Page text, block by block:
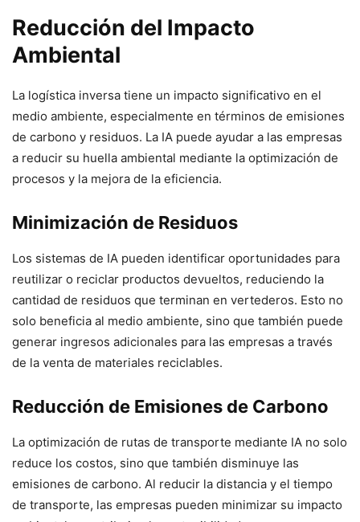
Reducción del Impacto
Ambiental
La logística inversa tiene un impacto significativo en el
medio ambiente, especialmente en términos de emisiones
de carbono y residuos. La IA puede ayudar a las empresas
a reducir su huella ambiental mediante la optimización de
procesos y la mejora de la eficiencia.
Minimización de Residuos
Los sistemas de IA pueden identificar oportunidades para
reutilizar o reciclar productos devueltos, reduciendo la
cantidad de residuos que terminan en vertederos. Esto no
solo beneficia al medio ambiente, sino que también puede
generar ingresos adicionales para las empresas a través
de la venta de materiales reciclables.
Reducción de Emisiones de Carbono
La optimización de rutas de transporte mediante IA no solo
reduce los costos, sino que también disminuye las
emisiones de carbono. Al reducir la distancia y el tiempo
de transporte, las empresas pueden minimizar su impacto